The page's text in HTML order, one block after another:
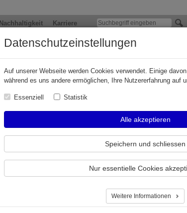
Nachhaltigkeit Karriere
Gruppe 3: Tankwagen- &
Datenschutzeinstellungen
Auf unserer Webseite werden Cookies verwendet. Einige
während es uns andere ermöglichen, Ihre Nutzererfahrung auf
Essenziell Statistik
Alle akzeptieren
Speichern und schliessen
Nur essentielle Cookies
Weitere Informationen